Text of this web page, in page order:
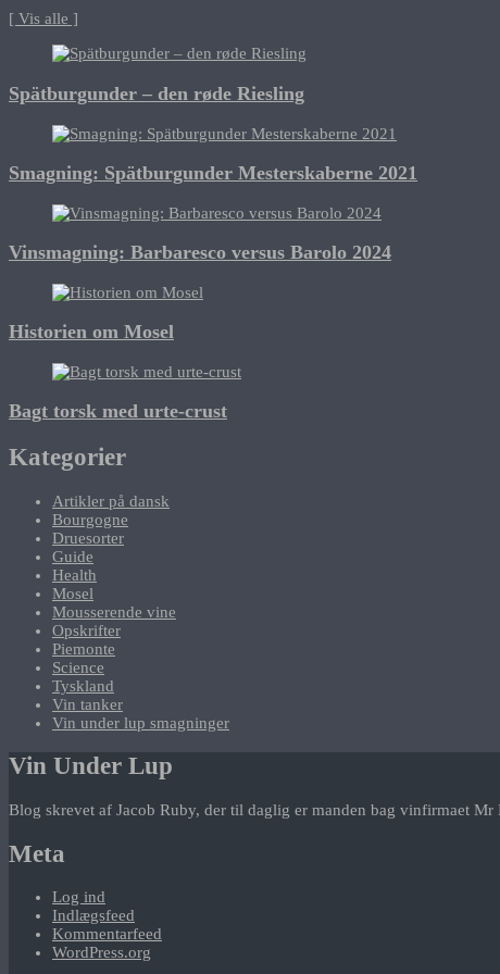
[ Vis alle ]
Spätburgunder – den røde Riesling
Smagning: Spätburgunder Mesterskaberne 2021
Vinsmagning: Barbaresco versus Barolo 2024
Historien om Mosel
Bagt torsk med urte-crust
Kategorier
Artikler på dansk
Bourgogne
Druesorter
Guide
Health
Mosel
Mousserende vine
Opskrifter
Piemonte
Science
Tyskland
Vin tanker
Vin under lup smagninger
Vin Under Lup
Blog skrevet af Jacob Ruby, der til daglig er manden bag vinfirmaet
Meta
Log ind
Indlægsfeed
Kommentarfeed
WordPress.org